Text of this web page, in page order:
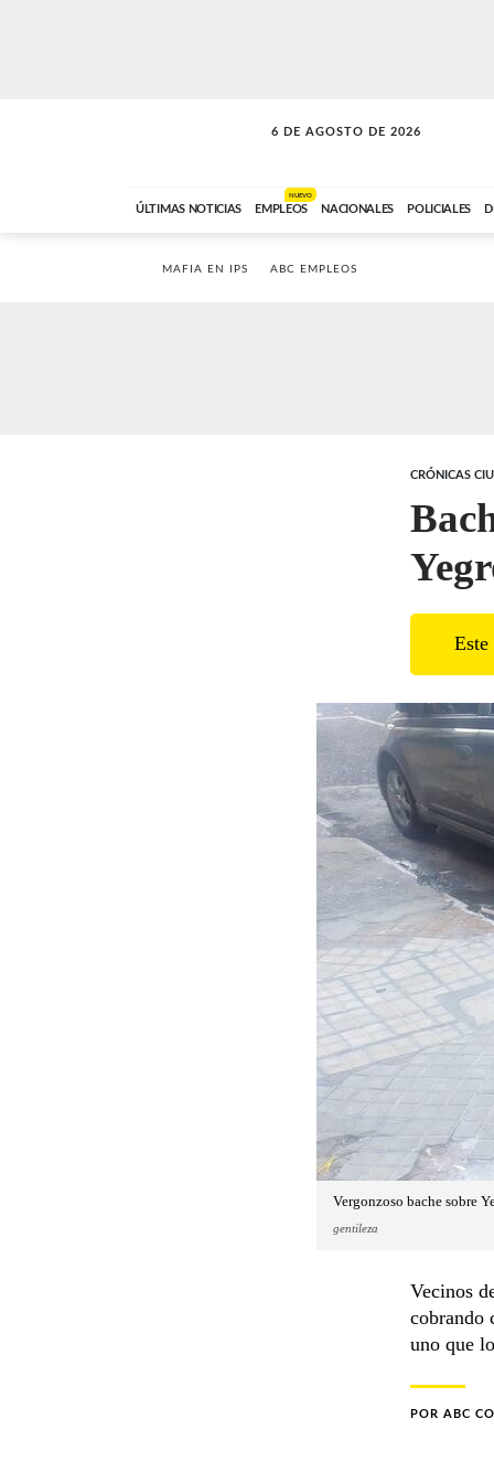
6 DE AGOSTO DE 2026
VITAMINAS
ÚLTIMAS NOTICIAS EMPLEOS
NUEVO
NACIONALES POLICIALES
MAFIA EN IPS ABC EMPLEOS
CRÓNICAS
Vergonzoso bache sobre
gentileza
Vecinos
cobrando
uno que
POR ABC